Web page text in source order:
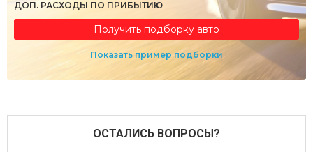
ДОП. РАСХОДЫ ПО ПРИБЫТИЮ
Получить подборку авто
Показать пример подборки
ОСТАЛИСЬ ВОПРОСЫ?